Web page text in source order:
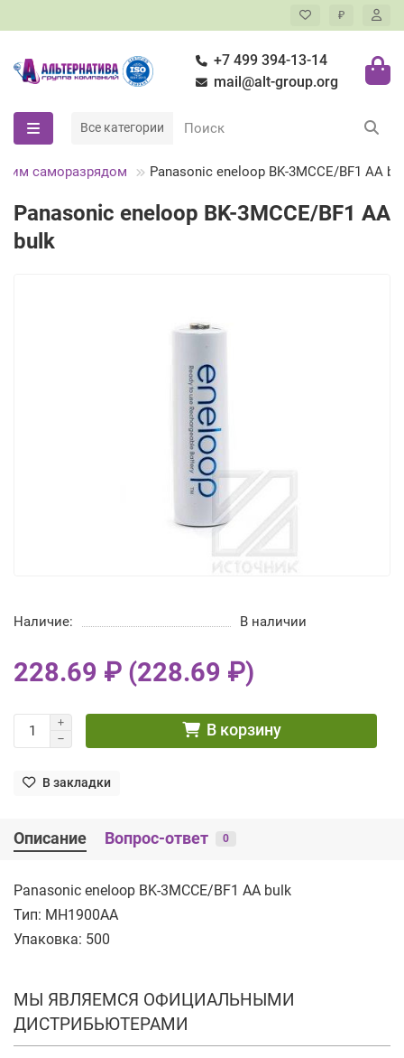
₽
+7 499 394-13-14
mail@alt-group.org
Все категории
саморазрядом Panasonic eneloop BK-3MCCE/BF1 AA
Panasonic eneloop BK-3MCCE/BF1 AA
bulk
Наличие: В наличии
228.69 ₽ (228.69 ₽)
В корзину
В закладки
Описание Вопрос-ответ 0
Panasonic eneloop BK-3MCCE/BF1 AA bulk
Тип: MH1900AA
Упаковка: 500
МЫ ЯВЛЯЕМСЯ ОФИЦИАЛЬНЫМИ
ДИСТРИБЬЮТЕРАМИ